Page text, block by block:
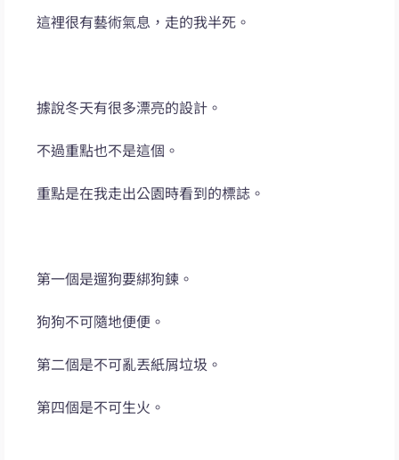
這裡很有藝術氣息，走的我半死。
據說冬天有很多漂亮的設計。
不過重點也不是這個。
重點是在我走出公園時看到的標誌。
第一個是遛狗要綁狗鍊。
狗狗不可隨地便便。
第二個是不可亂丟紙屑垃圾。
第四個是不可生火。